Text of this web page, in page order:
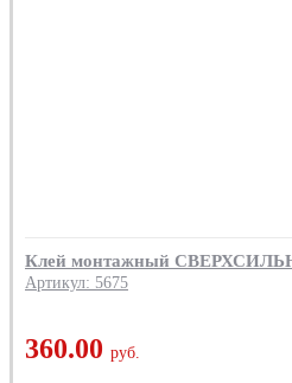
Клей монтажный
Артикул: 5675
360.00 руб.